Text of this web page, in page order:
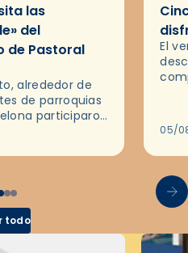
las
del
de Pastoral
alrededor de
de parroquias
participaron
organizadas
El
05/
todo